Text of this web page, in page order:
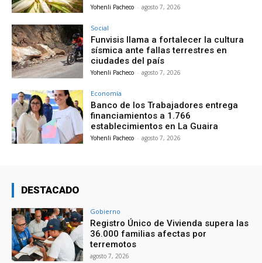
Yohenli Pacheco - agosto 7, 2026
Social
Funvisis llama a fortalecer la cultura
sísmica ante fallas terrestres en
ciudades del país
Yohenli Pacheco - agosto 7, 2026
Economía
Banco de los Trabajadores entrega
financiamientos a 1.766
establecimientos en La Guaira
Yohenli Pacheco - agosto 7, 2026
DESTACADO
Gobierno
Registro Único de Vivienda supera las
36.000 familias afectas por
terremotos
agosto 7, 2026